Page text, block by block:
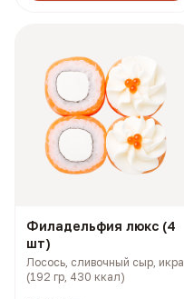
Филадельфия люкс (4
шт)
Лосось, сливочный сыр, икра
(192 гр, 430 ккал)